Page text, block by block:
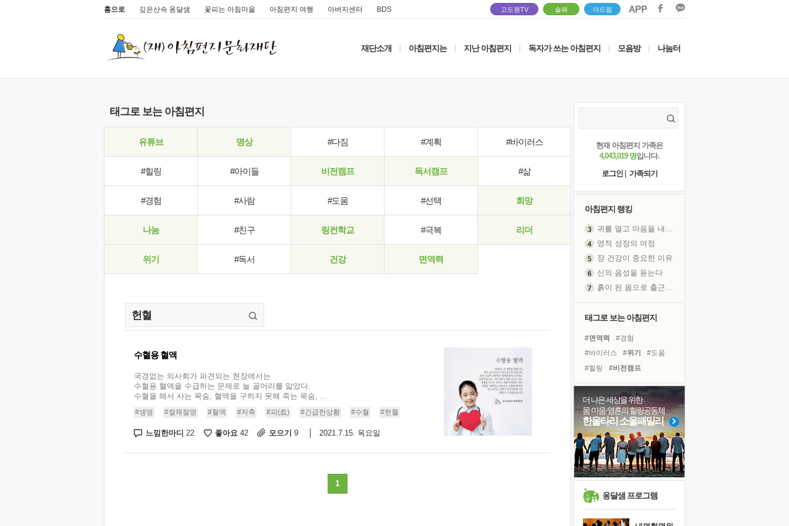
홈으로 깊은산속 옹달샘 꽃피는 아침마을 아침편지 여행 아버지센터 BDS 고도원TV 솔패 더드림
재단소개 아침편지는 지난 아침편지 독자가 쓰는 아침편지 모음방 나눔터
태그로 보는 아침편지
유튜브 명상 #다짐 #계획 #바이러스
#힐링 #아이들 비전캠프 독서캠프 #삶
#경험 #사람 #도움 #선택 희망
나눔 #친구 링컨학교 #극복 리더
위기 #독서 건강 면역력
수혈용 혈액
국경없는 의사회가 파견되는 현장에서는
수혈용 혈액을 수급하는 문제로 늘 골머리를 앓았다.
수혈을 해서 사는 목숨, 혈액을 구하지 못해 죽는 목숨, ...
#생명 #절체절명 #혈액 #저축 #피(血) #긴급한상황 #수혈 #헌혈
느낌한마디 22 좋아요 42 모으기 9 2021.7.15. 목요일
1
현재 아침편지 가족은
4,043,019 명입니다.
로그인
가족되기
아침편지 랭킹
귀를 열고 마음을 내어주고
영적 성장의 여정
장 건강이 중요한 이유
신의 음성을 듣는다
흙이 된 몸으로 출근하는 여자
졸업식 사진을 보며
극심한 변비, 어깨결림, 수면 장애
아픈 아버지를 위한 공간 설계
슬럼프
보고 싶은 어머니
유년 시절의 부산 영도 바다
못된 꼰대들
희망이란
'모른다'는 것
태그로 보는 아침편지
#면역력
#경험
#바이러스
#위기
#도움
#힐링
#비전캠프
#명상
#건강 #삶
#다짐
#극복
#희망
#아이들
#사람
#친구
#계획
#링컨학교
#나눔
#선택
#독서
#리더
더 나은 세상을 위한
몸·마음·영혼의 힐링공동체
한울타리 소울패밀리
옹달샘 프로그램